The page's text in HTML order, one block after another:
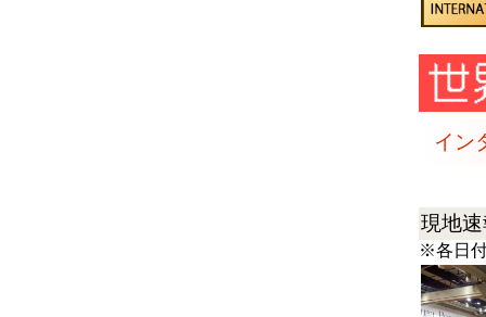
イン
現地
※各日